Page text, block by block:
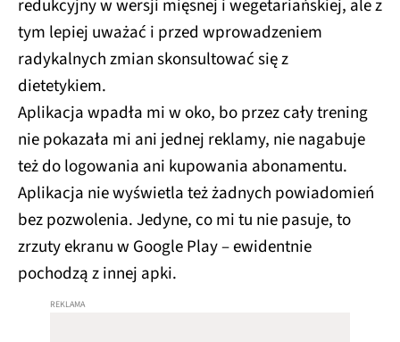
redukcyjny w wersji mięsnej i wegetariańskiej, ale z
tym lepiej uważać i przed wprowadzeniem
radykalnych zmian skonsultować się z
dietetykiem.
Aplikacja wpadła mi w oko, bo przez cały trening
nie pokazała mi ani jednej reklamy, nie nagabuje
też do logowania ani kupowania abonamentu.
Aplikacja nie wyświetla też żadnych powiadomień
bez pozwolenia. Jedyne, co mi tu nie pasuje, to
zrzuty ekranu w Google Play – ewidentnie
pochodzą z innej apki.